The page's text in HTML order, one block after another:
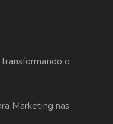
o
Marketing nas